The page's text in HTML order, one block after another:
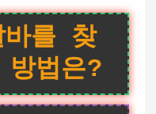
바를 찾
법은?